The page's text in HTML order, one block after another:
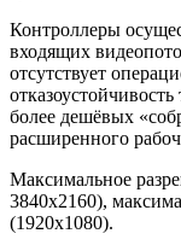
Контроллеры
входящих
отсутствует
более дешёвых
расширенного
Максимальное
3840x2160),
(1920x1080).